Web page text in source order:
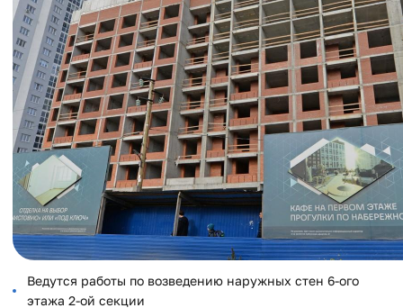
Ведутся работы по возведению наружных стен 6-ого
этажа 2-ой секции